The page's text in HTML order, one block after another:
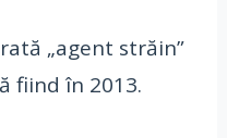
„agent străin”
fiind în 2013.